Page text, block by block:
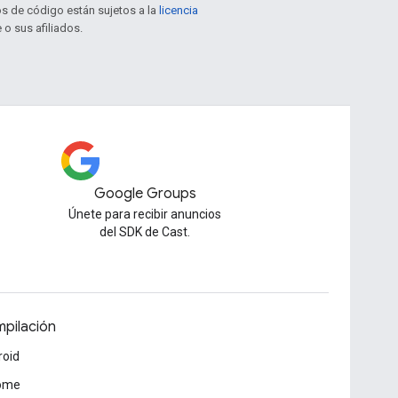
de código están sujetos a la licencia
o sus afiliados.
Google Groups
Únete para recibir anuncios
del SDK de Cast.